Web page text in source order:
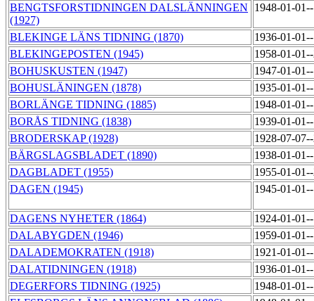
BENGTSFORSTIDNINGEN DALSLÄNNINGEN
(1927)
1948-01-
BLEKINGE LÄNS TIDNING (1870) 1936-01-
BLEKINGEPOSTEN (1945) 1958-01-
BOHUSKUSTEN (1947) 1947-01-
BOHUSLÄNINGEN (1878) 1935-01-
BORLÄNGE TIDNING (1885) 1948-01-
BORÅS TIDNING (1838) 1939-01-
BRODERSKAP (1928) 1928-07-
BÄRGSLAGSBLADET (1890) 1938-01-
DAGBLADET (1955) 1955-01-
DAGEN (1945) 1945-01-
DAGENS NYHETER (1864) 1924-01-
DALABYGDEN (1946) 1959-01-01--
DALADEMOKRATEN (1918) 1921-01-01--
DALATIDNINGEN (1918) 1936-01-
DEGERFORS TIDNING (1925) 1948-01-